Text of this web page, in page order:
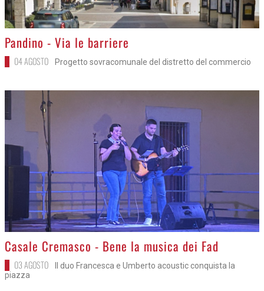
>
Pandino - Via le barriere
04 AGOSTO Progetto sovracomunale del distretto del commercio
>
Casale Cremasco - Bene la musica dei Fad
03 AGOSTO
Il duo Francesca e Umberto acoustic conquista la
piazza